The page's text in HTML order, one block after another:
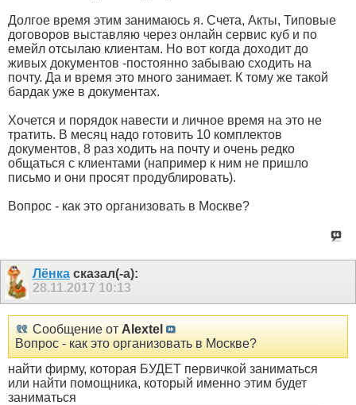
Долгое время этим занимаюсь я. Счета, Акты, Типовые
договоров выставляю через онлайн сервис куб и по
емейл отсылаю клиентам. Но вот когда доходит до
живых документов -постоянно забываю сходить на
почту. Да и время это много занимает. К тому же такой
бардак уже в документах.
Хочется и порядок навести и личное время на это не
тратить. В месяц надо готовить 10 комплектов
документов, 8 раз ходить на почту и очень редко
общаться с клиентами (например к ним не пришло
письмо и они просят продублировать).
Вопрос - как это организовать в Москве?
Лёнкасказал(-а):
28.11.2017 10:13
Сообщение от Alextel
Вопрос - как это организовать в Москве?
найти фирму, которая БУДЕТ первичкой заниматься
или найти помощника, который именно этим будет
заниматься